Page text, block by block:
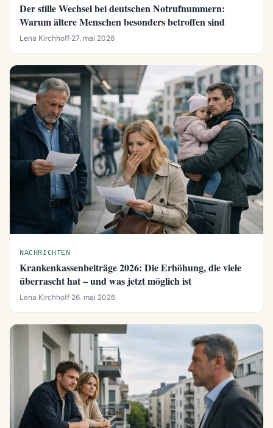
Der stille Wechsel bei deutschen Notrufnummern:
Warum ältere Menschen besonders betroffen sind
Lena Kirchhoff·27. mai 2026
NACHRICHTEN
Krankenkassenbeiträge 2026: Die Erhöhung, die viele
überrascht hat – und was jetzt möglich ist
Lena Kirchhoff·26. mai 2026